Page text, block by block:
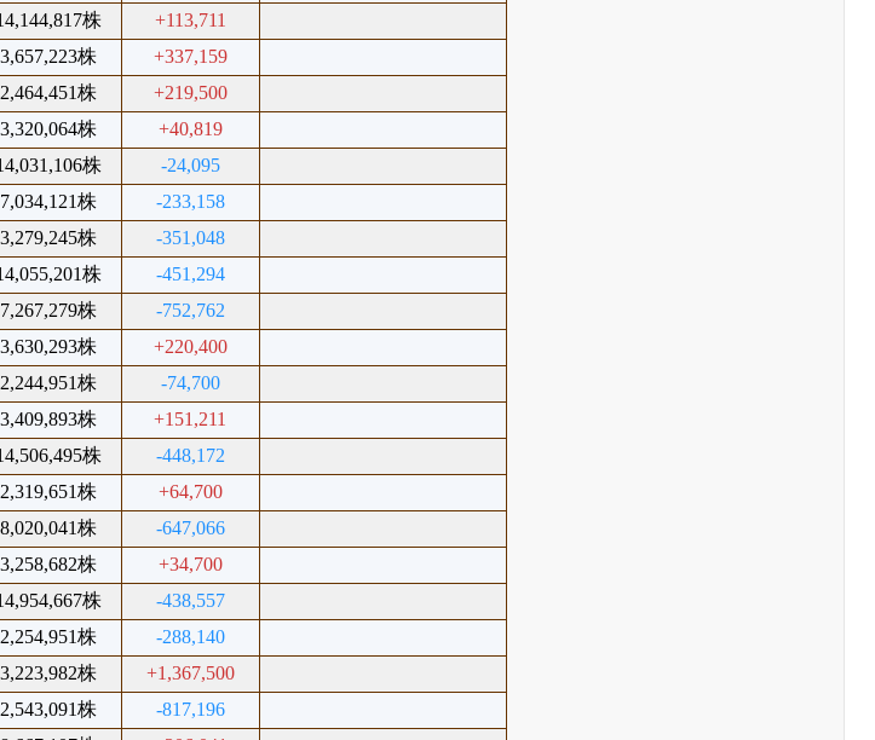
株
+113,711
3,657,223株
+337,159
2,464,451株
+219,500
3,320,064株
+40,819
株
-24,095
7,034,121株
-233,158
3,279,245株
-351,048
株
-451,294
7,267,279株
-752,762
3,630,293株
+220,400
2,244,951株
-74,700
3,409,893株
+151,211
株
-448,172
2,319,651株
+64,700
8,020,041株
-647,066
3,258,682株
+34,700
株
-438,557
2,254,951株
-288,140
3,223,982株
+1,367,500
2,543,091株
-817,196